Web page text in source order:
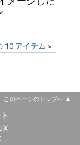
10 アイテム »
このページのトップへ